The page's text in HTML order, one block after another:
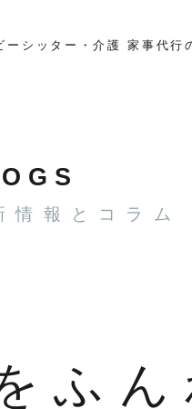
ーシッター・介護 家事代行
情報とコラム
ふ